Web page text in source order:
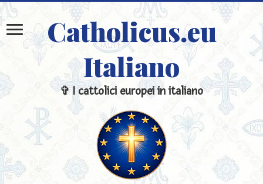
Catholicus.eu
Italiano
✞ I cattolici europei in italiano